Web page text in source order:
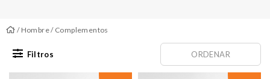
/ Hombre/ Complementos
Filtros ORDENAR